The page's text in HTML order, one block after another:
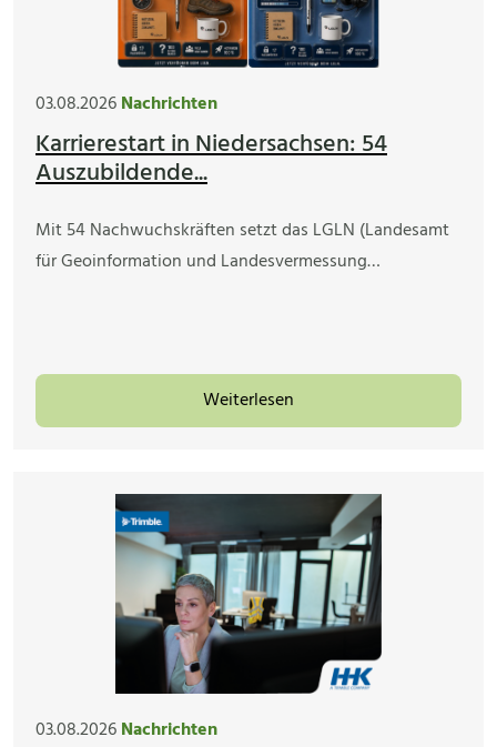
03.08.2026Nachrichten
Karrierestart in Niedersachsen: 54
Auszubildende...
Mit 54 Nachwuchskräften setzt das LGLN (Landesamt
für Geoinformation und Landesvermessung…
Weiterlesen
03.08.2026Nachrichten